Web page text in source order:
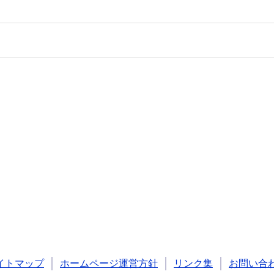
トマップ ホームページ運営方針 リンク集 お問い合